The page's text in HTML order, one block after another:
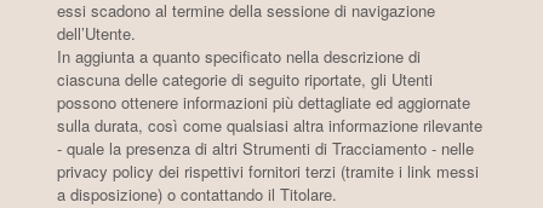
essi scadono al termine della sessione di navigazione
dell’Utente.
In aggiunta a quanto specificato nella descrizione di
ciascuna delle categorie di seguito riportate, gli Utenti
possono ottenere informazioni più dettagliate ed aggiornate
sulla durata, così come qualsiasi altra informazione rilevante
- quale la presenza di altri Strumenti di Tracciamento - nelle
privacy policy dei rispettivi fornitori terzi (tramite i link messi
a disposizione) o contattando il Titolare.